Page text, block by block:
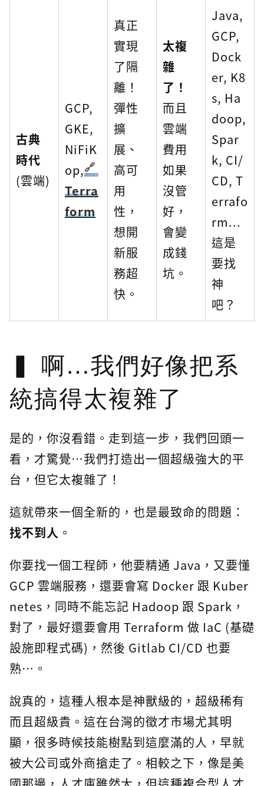
古典
時代
(雲端)
GCP,
GKE,
NiFiK
op,
Terra
form
真正
實現
了隔
離！
彈性
擴
展、
高可
用
性，
想開
新服
務超
快。
太複
雜
了！
而且
雲端
費用
如果
沒管
好，
會變
成錢
坑。
Java,
GCP,
Dock
er, K8
s, Ha
doop,
Spar
k, CI/
CD, T
errafo
rm...
這是
要找
神
吧？
啊…我們好像把系
統搞得太複雜了
是的，你沒看錯。走到這一步，我們回頭一
看，才驚覺…我們打造出一個超級強大的平
台，但它太複雜了！
這就帶來一個全新的，也是最致命的問題：
找不到人 。
你要找一個工程師，他要精通 Java，又要懂
GCP 雲端服務，還要會寫 Docker 跟 Kuber
netes，同時不能忘記 Hadoop 跟 Spark，
對了，最好還要會用 Terraform 做 IaC (基礎
設施即程式碼)，然後 Gitlab CI/CD 也要
熟…。
說真的，這種人根本是神獸級的，超級稀有
而且超級貴。這在台灣的徵才市場尤其明
顯，很多時候技能樹點到這麼滿的人，早就
被大公司或外商搶走了。相較之下，像是美